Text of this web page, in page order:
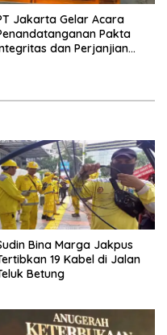
Jakarta Gelar Acara
Pakta
dan Perjanjian
Bina Marga Jakpus
19 Kabel di Jalan
Betung